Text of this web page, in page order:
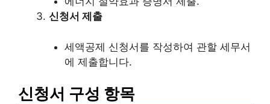
신청서 제출
세액공제 신청서를 작성하여 관할 세무서
에 제출합니다.
신청서 구성 항목